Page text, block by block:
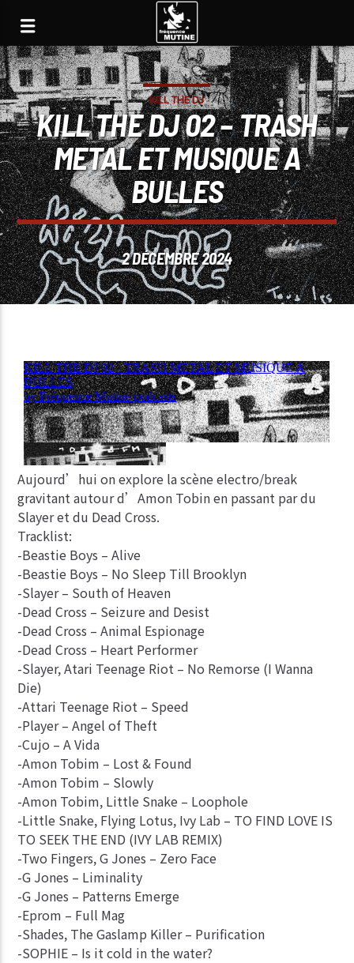
KILL THE DJ
KILL THE DJ 02 – TRASH
METAL ET MUSIQUE A
BULLES
2 DÉCEMBRE 2024
Aujourd’hui on explore la scène electro/break
gravitant autour d’Amon Tobin en passant par du
Slayer et du Dead Cross.
Tracklist:
-Beastie Boys – Alive
-Beastie Boys – No Sleep Till Brooklyn
-Slayer – South of Heaven
-Dead Cross – Seizure and Desist
-Dead Cross – Animal Espionage
-Dead Cross – Heart Performer
-Slayer, Atari Teenage Riot – No Remorse (I Wanna
Die)
-Attari Teenage Riot – Speed
-Player – Angel of Theft
-Cujo – A Vida
-Amon Tobim – Lost & Found
-Amon Tobim – Slowly
-Amon Tobim, Little Snake – Loophole
-Little Snake, Flying Lotus, Ivy Lab – TO FIND LOVE IS
TO SEEK THE END (IVY LAB REMIX)
-Two Fingers, G Jones – Zero Face
-G Jones – Liminality
-G Jones – Patterns Emerge
-Eprom – Full Mag
-Shades, The Gaslamp Killer – Purification
-SOPHIE – Is it cold in the water?